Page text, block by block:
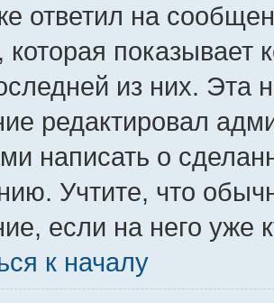
ответил на
которая показывает
из них. Эта
редактировал
написать о
Учтите, что
если на него уже
к началу